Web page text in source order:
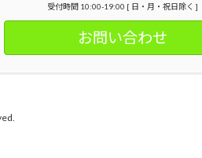
受付時間 10:00-19:00 [ 日・月・祝日除く ]
お問い合わせ